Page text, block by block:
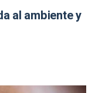
al ambiente y